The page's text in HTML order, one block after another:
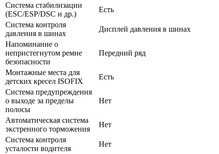
Система стабилизации
(ESC/ESP/DSC и др.)
Есть
Система контроля
давления в шинах
Дисплей давления в шинах
Напоминание о
непристегнутом ремне
безопасности
Передний ряд
Монтажные места для
детских кресел ISOFIX
Есть
Система предупреждения
о выходе за пределы
полосы
Нет
Автоматическая система
экстренного торможения
Нет
Система контроля
усталости водителя
Нет